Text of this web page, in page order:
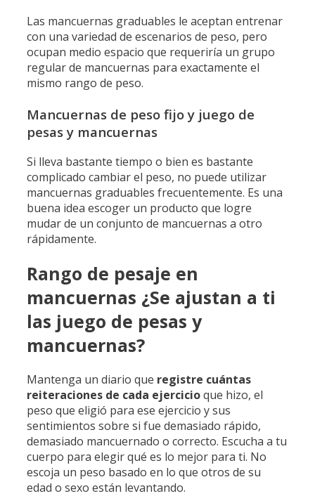
Las mancuernas graduables le aceptan entrenar
con una variedad de escenarios de peso, pero
ocupan medio espacio que requeriría un grupo
regular de mancuernas para exactamente el
mismo rango de peso.
Mancuernas de peso fijo y juego de
pesas y mancuernas
Si lleva bastante tiempo o bien es bastante
complicado cambiar el peso, no puede utilizar
mancuernas graduables frecuentemente. Es una
buena idea escoger un producto que logre
mudar de un conjunto de mancuernas a otro
rápidamente.
Rango de pesaje en
mancuernas ¿Se ajustan a ti
las juego de pesas y
mancuernas?
Mantenga un diario que registre cuántas
reiteraciones de cada ejercicioque hizo, el
peso que eligió para ese ejercicio y sus
sentimientos sobre si fue demasiado rápido,
demasiado mancuernado o correcto. Escucha a tu
cuerpo para elegir qué es lo mejor para ti. No
escoja un peso basado en lo que otros de su
edad o sexo están levantando.